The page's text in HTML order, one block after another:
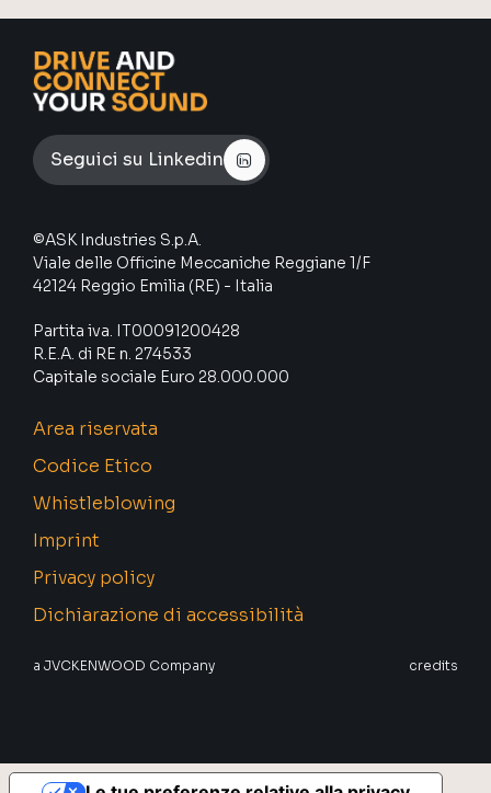
Seguici su Linkedin
©ASK Industries S.p.A.
Viale delle Officine Meccaniche Reggiane 1/F
42124 Reggio Emilia (RE) - Italia
Partita iva. IT00091200428
R.E.A. di RE n. 274533
Capitale sociale Euro 28.000.000
Area riservata
Codice Etico
Whistleblowing
Imprint
Privacy policy
Dichiarazione di accessibilità
a JVCKENWOOD Company credits